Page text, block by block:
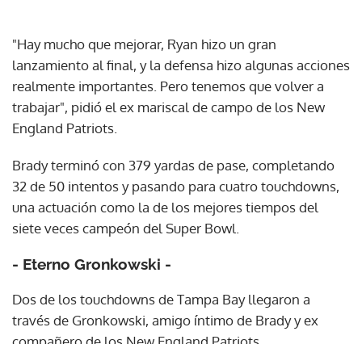
"Hay mucho que mejorar, Ryan hizo un gran
lanzamiento al final, y la defensa hizo algunas acciones
realmente importantes. Pero tenemos que volver a
trabajar", pidió el ex mariscal de campo de los New
England Patriots.
Brady terminó con 379 yardas de pase, completando
32 de 50 intentos y pasando para cuatro touchdowns,
una actuación como la de los mejores tiempos del
siete veces campeón del Super Bowl.
- Eterno Gronkowski -
Dos de los touchdowns de Tampa Bay llegaron a
través de Gronkowski, amigo íntimo de Brady y ex